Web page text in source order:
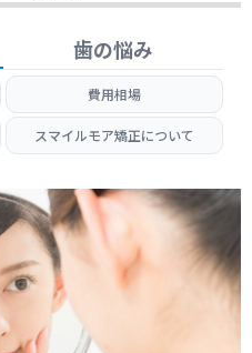
歯の悩み
費用相場
スマイルモア矯正について